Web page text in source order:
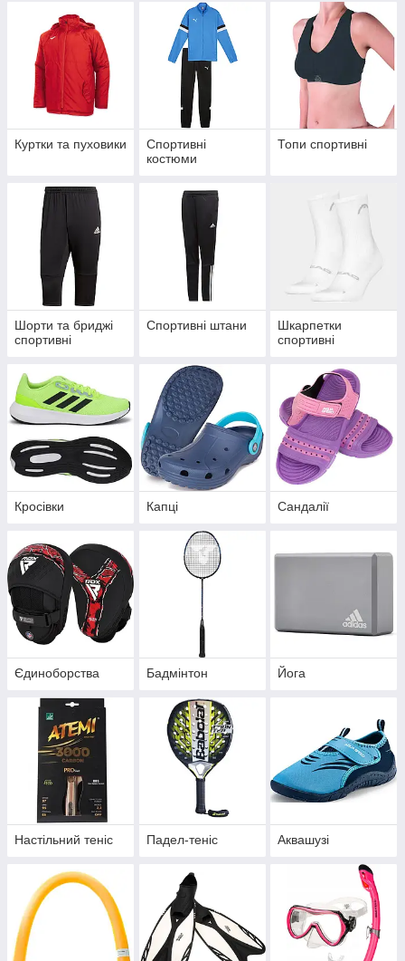
Куртки та пуховики
Спортивні
костюми
Топи спортивні
Шорти та бриджі
спортивні
Спортивні штани
Шкарпетки
спортивні
Кросівки Капці Сандалії
Єдиноборства Бадмінтон Йога
Настільний теніс Падел-теніс Аквашузі